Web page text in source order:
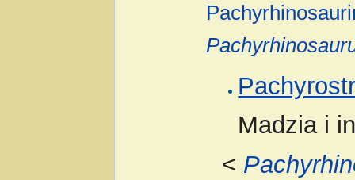
Madzia i
<